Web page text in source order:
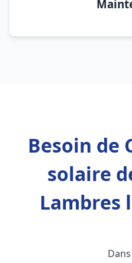
Besoin de
solaire
Lambres